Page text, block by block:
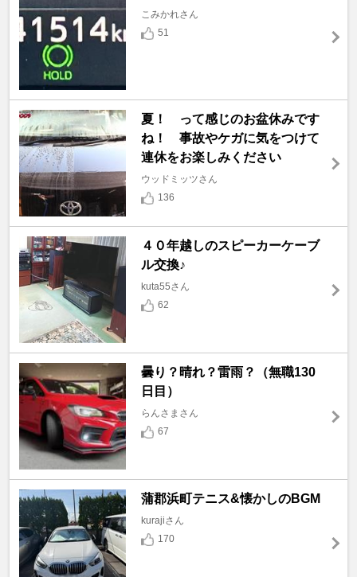
こみかれさん
51
夏！ って感じのお盆休みです
ね！ 事故やケガに気をつけて
連休をお楽しみください
ウッドミッツさん
136
４０年越しのスピーカーケーブ
ル交換♪
kuta55さん
62
曇り？晴れ？雷雨？（無職130
日目）
らんさまさん
67
蒲郡浜町テニス&懐かしのBGM
kurajiさん
170